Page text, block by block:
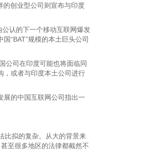
的创业型公司则宣布与印度
认的下一个移动互联网爆发
“BAT”规模的本土巨头公司
公司在印度可能也将面临同
，或者与印度本土公司进行
的中国互联网公司指出一
比拟的复杂。从大的背景来
至很多地区的法律都截然不